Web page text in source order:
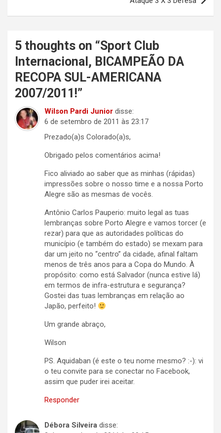
5 thoughts on “Sport Club
Internacional, BICAMPEÃO DA
RECOPA SUL-AMERICANA
2007/2011!”
Wilson Pardi Junior disse:
6 de setembro de 2011 às 23:17
Prezado(a)s Colorado(a)s,
Obrigado pelos comentários acima!
Fico aliviado ao saber que as minhas (rápidas)
impressões sobre o nosso time e a nossa Porto
Alegre são as mesmas de vocês.
Antônio Carlos Pauperio: muito legal as tuas
lembranças sobre Porto Alegre e vamos torcer (e
rezar) para que as autoridades políticas do
município (e também do estado) se mexam para
dar um jeito no “centro” da cidade, afinal faltam
menos de três anos para a Copa do Mundo. À
propósito: como está Salvador (nunca estive lá)
em termos de infra-estrutura e segurança?
Gostei das tuas lembranças em relação ao
Japão, perfeito!
Um grande abraço,
Wilson
PS. Aquidaban (é este o teu nome mesmo? :-): vi
o teu convite para se conectar no Facebook,
assim que puder irei aceitar.
Responder
Débora Silveira disse: